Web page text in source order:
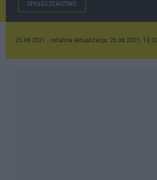
SPOŁECZEŃSTWO
25.08.2021 , ostatnia aktualizacja: 25.08.2021, 13:20